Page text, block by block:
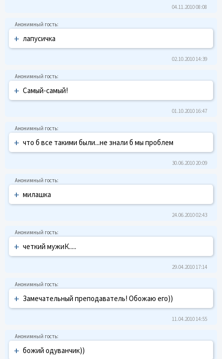
04.11.2010 08:08
+ лапусичка
02.10.2010 14:39
+ Самый-самый!
01.10.2010 16:47
+ что б все такими были...не знали б мы проблем
30.06.2010 20:09
+ милашка
24.06.2010 02:43
+ четкий мужиК.....
29.04.2010 17:14
+ Замечательный преподаватель! Обожаю его))
11.04.2010 14:55
+ божий одуванчик))